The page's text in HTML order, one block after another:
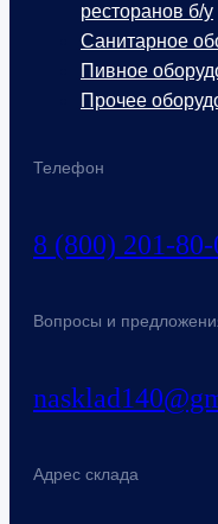
Телефон
8 (800) 201-
Вопросы и
Адрес склада
ресторанов б/у
Санитарное
Пивное
Прочее